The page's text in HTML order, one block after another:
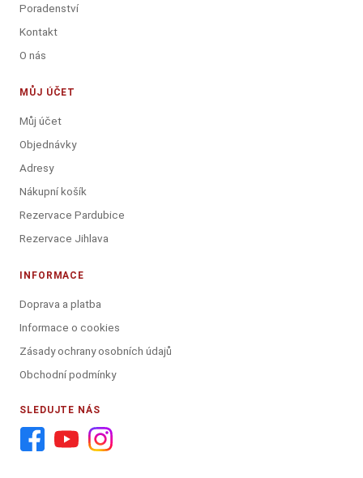
Poradenství
Kontakt
O nás
MŮJ ÚČET
Můj účet
Objednávky
Adresy
Nákupní košík
Rezervace Pardubice
Rezervace Jihlava
INFORMACE
Doprava a platba
Informace o cookies
Zásady ochrany osobních údajů
Obchodní podmínky
SLEDUJTE NÁS